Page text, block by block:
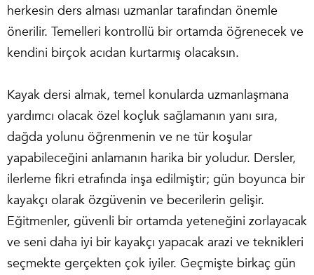
herkesin ders alması uzmanlar tarafından önemle
önerilir. Temelleri kontrollü bir ortamda öğrenecek ve
kendini birçok acıdan kurtarmış olacaksın.
Kayak dersi almak, temel konularda uzmanlaşmana
yardımcı olacak özel koçluk sağlamanın yanı sıra,
dağda yolunu öğrenmenin ve ne tür koşular
yapabileceğini anlamanın harika bir yoludur. Dersler,
ilerleme fikri etrafında inşa edilmiştir; gün boyunca bir
kayakçı olarak özgüvenin ve becerilerin gelişir.
Eğitmenler, güvenli bir ortamda yeteneğini zorlayacak
ve seni daha iyi bir kayakçı yapacak arazi ve teknikleri
seçmekte gerçekten çok iyiler. Geçmişte birkaç gün